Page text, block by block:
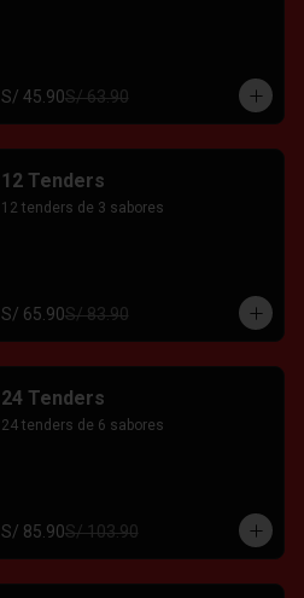
S/ 45.90S/ 63.90
12 Tenders
12 tenders de 3 sabores
S/ 65.90S/ 83.90
24 Tenders
24 tenders de 6 sabores
S/ 85.90S/ 103.90